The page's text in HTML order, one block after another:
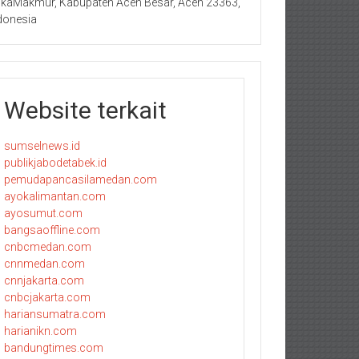
Website terkait
sumselnews.id
publikjabodetabek.id
pemudapancasilamedan.com
ayokalimantan.com
ayosumut.com
bangsaoffline.com
cnbcmedan.com
cnnmedan.com
cnnjakarta.com
cnbcjakarta.com
hariansumatra.com
harianikn.com
bandungtimes.com